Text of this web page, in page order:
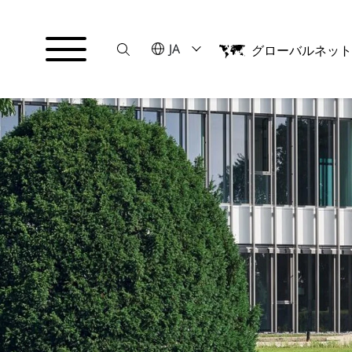
Suche言語を選択してください
JA
English
グローバルネッ